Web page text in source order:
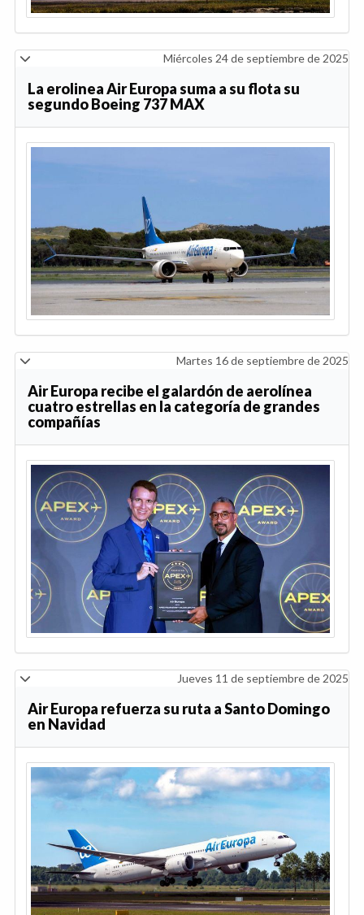
Miércoles 24 de septiembre de 2025
La erolinea Air Europa suma a su flota su
segundo Boeing 737 MAX
Martes 16 de septiembre de 2025
Air Europa recibe el galardón de aerolínea
cuatro estrellas en la categoría de grandes
compañías
Jueves 11 de septiembre de 2025
Air Europa refuerza su ruta a Santo Domingo
en Navidad